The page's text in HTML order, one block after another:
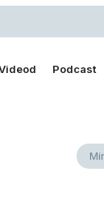
Podcast